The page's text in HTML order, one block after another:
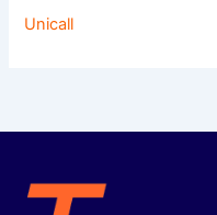
Unicall